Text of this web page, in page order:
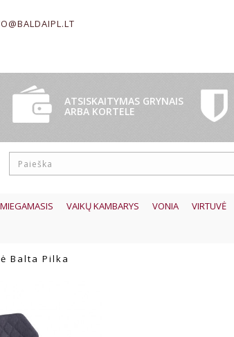
ATSISKAITYMAS GRYNAIS
ARBA KORTELE
MIEGAMASIS VAIKŲ KAMBARYS VONIA VIRTUVĖ
Balta Pilka